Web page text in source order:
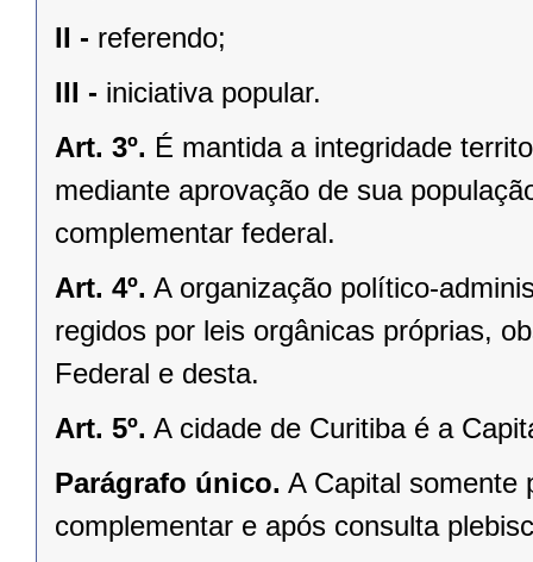
II - referendo;
III - iniciativa popular.
Art. 3º. É mantida a integridade
mediante aprovação de sua
complementar federal.
Art. 4º. A organização político-
regidos por leis orgânicas próprias,
Federal e desta.
Art. 5º. A cidade de Curitiba é a
Parágrafo único. A Capital somente
complementar e após consulta